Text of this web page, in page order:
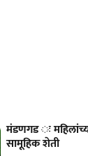
मंडणगड ः
सामूहिक शेती